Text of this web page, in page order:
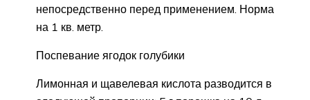
непосредственно перед применением. Норма
на 1 кв. метр.
Поспевание ягодок голубики
Лимонная и щавелевая кислота разводится в